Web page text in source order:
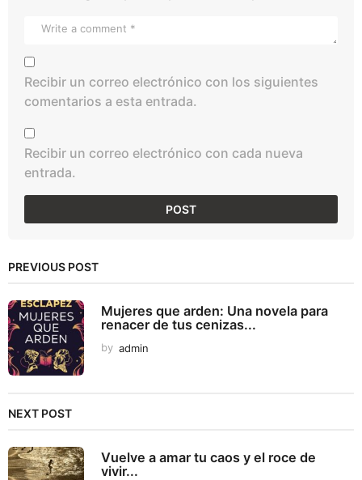
Recibir un correo electrónico con los siguientes
comentarios a esta entrada.
Recibir un correo electrónico con cada nueva
entrada.
PREVIOUS POST
Mujeres que arden: Una novela para
renacer de tus cenizas...
by admin
NEXT POST
Vuelve a amar tu caos y el roce de
vivir...